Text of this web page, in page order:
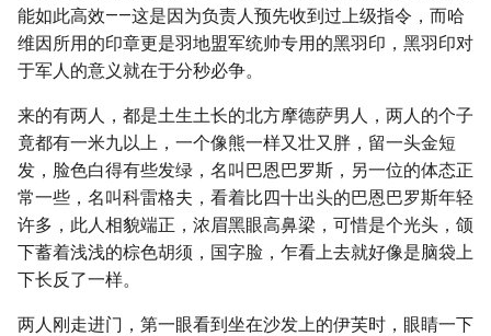
能如此高效——这是因为负责人预先收到过上级指令，而哈
维因所用的印章更是羽地盟军统帅专用的黑羽印，黑羽印对
于军人的意义就在于分秒必争。
来的有两人，都是土生土长的北方摩德萨男人，两人的个子
竟都有一米九以上，一个像熊一样又壮又胖，留一头金短
发，脸色白得有些发绿，名叫巴恩巴罗斯，另一位的体态正
常一些，名叫科雷格夫，看着比四十出头的巴恩巴罗斯年轻
许多，此人相貌端正，浓眉黑眼高鼻梁，可惜是个光头，颌
下蓄着浅浅的棕色胡须，国字脸，乍看上去就好像是脑袋上
下长反了一样。
两人刚走进门，第一眼看到坐在沙发上的伊芙时，眼睛一下